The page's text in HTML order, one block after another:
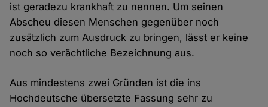
ist geradezu krankhaft zu nennen. Um seinen
Abscheu diesen Menschen gegenüber noch
zusätzlich zum Ausdruck zu bringen, lässt er keine
noch so verächtliche Bezeichnung aus.
Aus mindestens zwei Gründen ist die ins
Hochdeutsche übersetzte Fassung sehr zu